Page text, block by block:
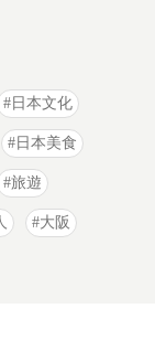
日本文化
日本美食
旅遊
大阪